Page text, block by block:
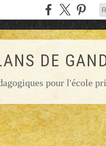
DE
pour l'école